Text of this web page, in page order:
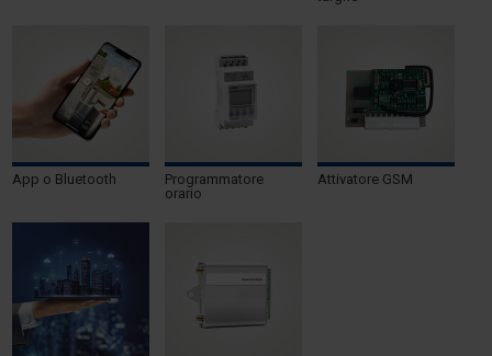
App o Bluetooth
Programmatore
orario
Attivatore GSM